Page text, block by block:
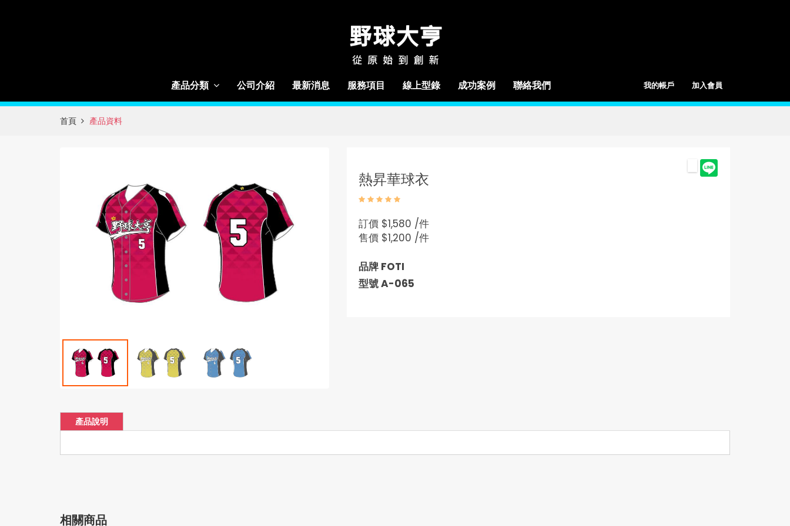
產品分類 公司介紹 最新消息 服務項目 線上型錄 成功案例 聯絡我們 我的帳戶 加入會員
首頁 產品資料
熱昇華球衣
訂價 $1,580 /件
售價 $1,200 /件
品牌 FOTI
型號 A-065
產品說明
相關商品